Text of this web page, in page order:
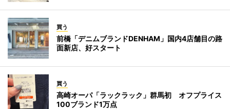
買う
前橋「デニムブランドDENHAM」国内4店舗目の路
面新店、好スタート
買う
高崎オーパ「ラックラック」群馬初 オフプライス
100ブランド1万点